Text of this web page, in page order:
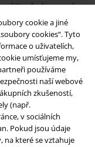
cookie a jiné
cookies“. Tyto
o uživatelích,
umísťujeme my,
používáme
naší webové
zkušeností,
(např.
v sociálních
Pokud jsou údaje
na které se vztahuje
všechny nové